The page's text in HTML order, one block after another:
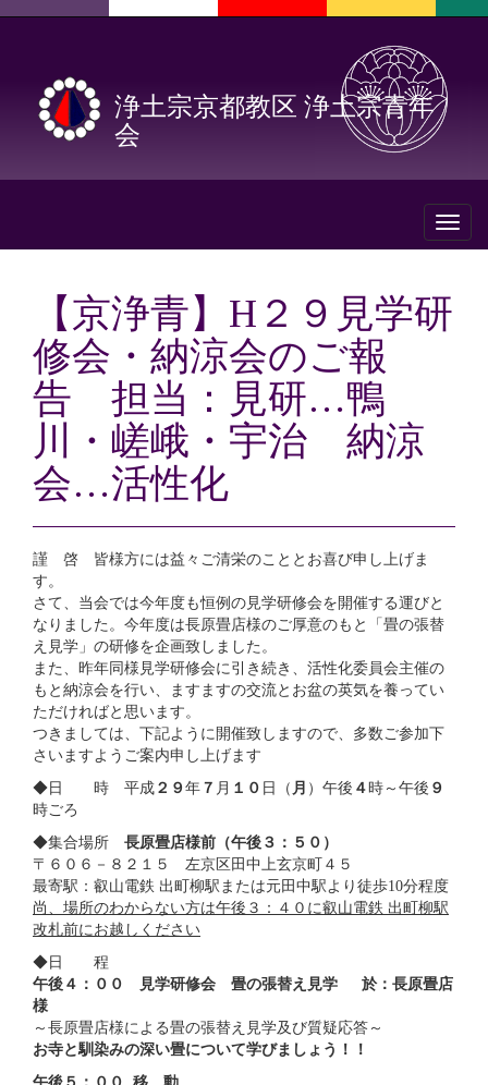
浄土宗京都教区 浄土宗青年
会
Toggle
【京浄青】H２９見学研
修会・納涼会のご報
告 担当：見研…鴨
川・嵯峨・宇治 納涼
会…活性化
謹 啓 皆様方には益々ご清栄のこととお喜び申し上げま
す。
さて、当会では今年度も恒例の見学研修会を開催する運びと
なりました。今年度は長原畳店様のご厚意のもと「畳の張替
え見学」の研修を企画致しました。
また、昨年同様見学研修会に引き続き、活性化委員会主催の
もと納涼会を行い、ますますの交流とお盆の英気を養ってい
ただければと思います。
つきましては、下記ように開催致しますので、多数ご参加下
さいますようご案内申し上げます
◆日 時 平成 ２９ 年 ７ 月 １０ 日（ 月 ）午後 ４ 時～午後 ９
時ごろ
◆集合場所 長原畳店様前（午後３：５０）
〒６０６－８２１５ 左京区田中上玄京町４５
最寄駅：叡山電鉄 出町柳駅または元田中駅より徒歩10分程度
尚、場所のわからない方は午後３：４０に叡山電鉄 出町柳駅
改札前にお越しください
◆日 程
午後４：００ 見学研修会 畳の張替え見学 於：長原畳店
様
～長原畳店様による畳の張替え見学及び質疑応答～
お寺と馴染みの深い畳について学びましょう！！